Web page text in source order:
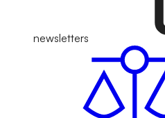
newsletters